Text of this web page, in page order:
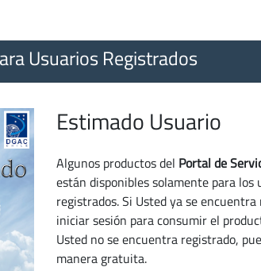
Usuarios Registrados
Estimado Usuario
Algunos productos del Portal de
están disponibles solamente para los
registrados. Si Usted ya se
iniciar sesión para consumir el
Usted no se encuentra registrado,
manera gratuita.